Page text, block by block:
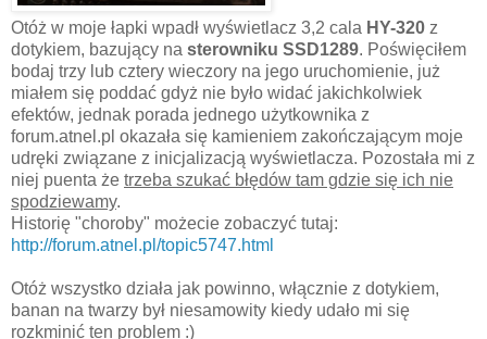
Otóż w moje łapki wpadł wyświetlacz 3,2 cala HY-320 z
dotykiem, bazujący na sterowniku SSD1289. Poświęciłem
bodaj trzy lub cztery wieczory na jego uruchomienie, już
miałem się poddać gdyż nie było widać jakichkolwiek
efektów, jednak porada jednego użytkownika z
forum.atnel.pl okazała się kamieniem zakończającym moje
udręki związane z inicjalizacją wyświetlacza. Pozostała mi z
niej puenta że trzeba szukać błędów tam gdzie się ich nie
spodziewamy.
Historię "choroby" możecie zobaczyć tutaj:
http://forum.atnel.pl/topic5747.html
Otóż wszystko działa jak powinno, włącznie z dotykiem,
banan na twarzy był niesamowity kiedy udało mi się
rozkminić ten problem :)